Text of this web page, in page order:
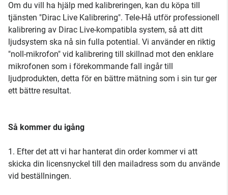
Om du vill ha hjälp med kalibreringen, kan du köpa till
tjänsten "Dirac Live Kalibrering". Tele-Hå utför professionell
kalibrering av Dirac Live-kompatibla system, så att ditt
ljudsystem ska nå sin fulla potential. Vi använder en riktig
"noll-mikrofon" vid kalibrering till skillnad mot den enklare
mikrofonen som i förekommande fall ingår till
ljudprodukten, detta för en bättre mätning som i sin tur ger
ett bättre resultat.
Så kommer du igång
1. Efter det att vi har hanterat din order kommer vi att
skicka din licensnyckel till den mailadress som du använde
vid beställningen.